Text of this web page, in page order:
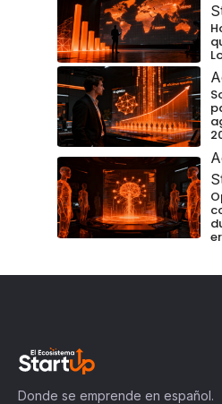
Donde se emprende en español.